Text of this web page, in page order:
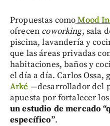
Propuestas comoMood
ofrecen coworking, sala
piscina, lavandería y
que las áreas privadas
habitaciones, baños y
el día a día. Carlos Ossa,
Arké —desarrollador del
apuesta por fortalecer
un estudio de mercado
específico”.